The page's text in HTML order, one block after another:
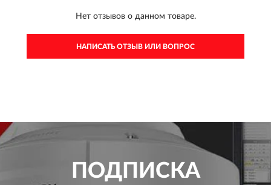
Нет отзывов о данном товаре.
НАПИСАТЬ ОТЗЫВ ИЛИ ВОПРОС
ПОДПИСКА